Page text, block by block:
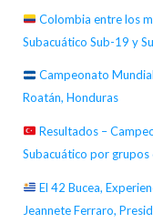
Colombia entre los
Subacuático Sub-19 y
Campeonato
Roatán, Honduras
Resultados –
Subacuático por grupos
El 42 Bucea,
Jeannete Ferraro,